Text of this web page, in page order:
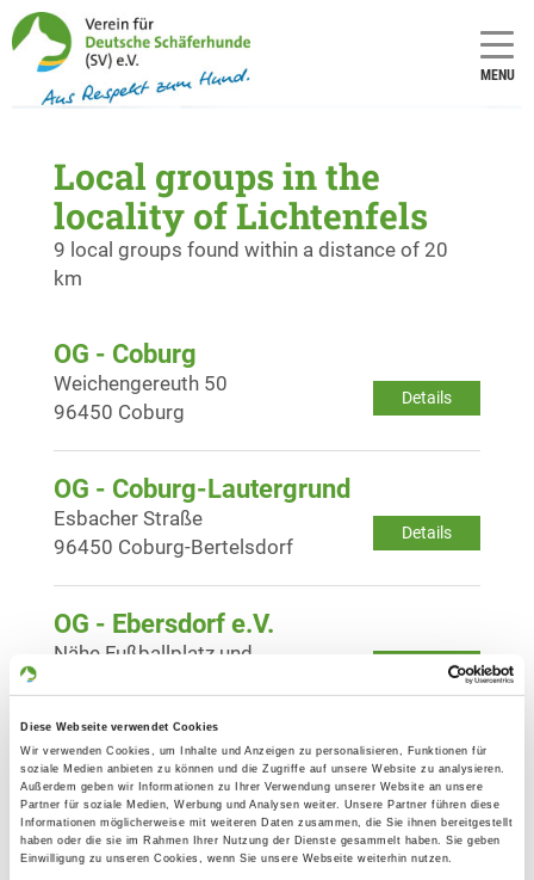
Diese Webseite verwendet Cookies
Wir verwenden Cookies, um Inhalte und Anzeigen zu personalisieren, Funktionen für
soziale Medien anbieten zu können und die Zugriffe auf unsere Website zu analysieren.
Außerdem geben wir Informationen zu Ihrer Verwendung unserer Website an unsere
Partner für soziale Medien, Werbung und Analysen weiter. Unsere Partner führen diese
Informationen möglicherweise mit weiteren Daten zusammen, die Sie ihnen bereitgestellt
haben oder die sie im Rahmen Ihrer Nutzung der Dienste gesammelt haben. Sie geben
Einwilligung zu unseren Cookies, wenn Sie unsere Webseite weiterhin nutzen.
MENU
Local groups in the
locality of Lichtenfels
9 local groups found within a distance of 20
km
OG - Coburg
Details
Weichengereuth 50
96450 Coburg
OG - Coburg-Lautergrund
Details
Esbacher Straße
96450 Coburg-Bertelsdorf
OG - Ebersdorf e.V.
Details
Nähe Fußballplatz und
OG - Ebing
Details
Kellerweg 25
96179 Rattelsdorf-Ebing